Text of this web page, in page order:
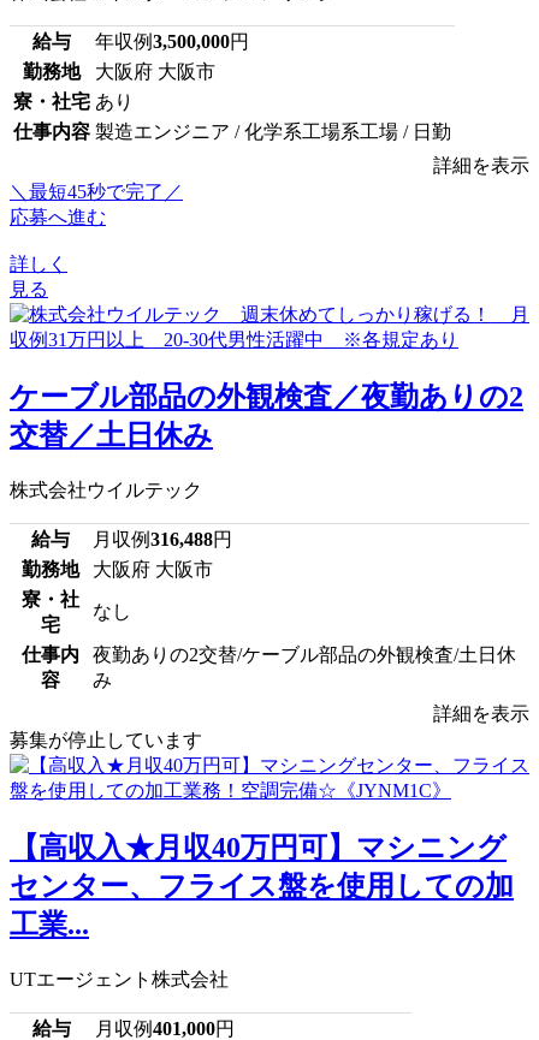
給与 年収例3,500,000円
勤務地
大阪府 大阪市
寮・社宅 あり
仕事内容 製造エンジニア / 化学系工場系工場 / 日勤
詳細を表示
＼最短45秒で完了／
応募へ進む
詳しく
見る
ケーブル部品の外観検査／夜勤ありの2
交替／土日休み
株式会社ウイルテック
給与 月収例316,488円
勤務地
大阪府 大阪市
寮・社
宅
なし
仕事内
容
夜勤ありの2交替/ケーブル部品の外観検査/土日休
み
詳細を表示
募集が停止しています
【高収入★月収40万円可】マシニング
センター、フライス盤を使用しての加
工業...
UTエージェント株式会社
給与 月収例401,000円